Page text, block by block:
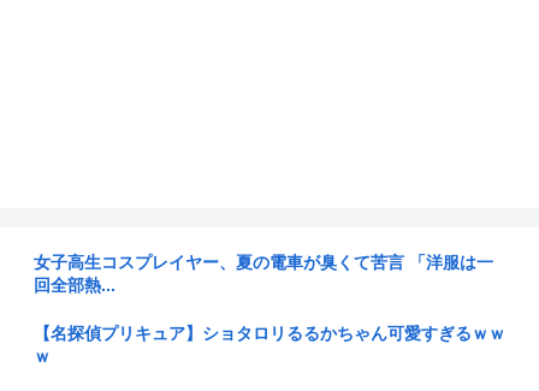
女子高生コスプレイヤー、夏の電車が臭くて苦言 「洋服は一
回全部熱...
【名探偵プリキュア】ショタロリるるかちゃん可愛すぎるｗｗ
ｗ